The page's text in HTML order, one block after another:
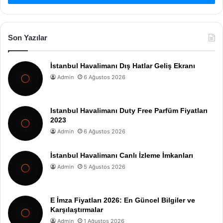
Son Yazılar
İstanbul Havalimanı Dış Hatlar Geliş Ekranı
Admin 6 Ağustos 2026
Istanbul Havalimanı Duty Free Parfüm Fiyatları
2023
Admin 6 Ağustos 2026
İstanbul Havalimanı Canlı İzleme İmkanları
Admin 5 Ağustos 2026
E İmza Fiyatları 2026: En Güncel Bilgiler ve
Karşılaştırmalar
Admin 1 Ağustos 2026